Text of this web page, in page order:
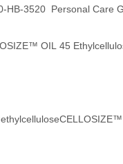
HB-3520 Personal Care
OIL 45
CELLOSIZE™